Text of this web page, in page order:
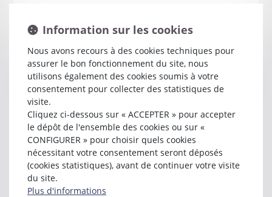
MichenaudCATHERINE
11 ALLEE ALAIN GUENANT
CENTRE D AFFAIRES
85180 LES SABLES D OLONNE
Tél :02 51 04 79 57
Information sur les cookies
Nous avons recours à des cookies techniques pour
assurer le bon fonctionnement du site, nous
utilisons également des cookies soumis à votre
consentement pour collecter des statistiques de
visite.
Cliquez ci-dessous sur « ACCEPTER » pour accepter
le dépôt de l'ensemble des cookies ou sur «
CONFIGURER » pour choisir quels cookies
nécessitant votre consentement seront déposés
(cookies statistiques), avant de continuer votre visite
du site.
Plus d'informations